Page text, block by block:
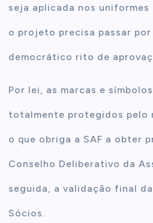
seja aplicada nos
o projeto precisa passar por
democrático rito de
Por lei, as marcas e
totalmente protegidos pelo
o que obriga a SAF a obter
Conselho Deliberativo da
seguida, a validação final
Sócios.